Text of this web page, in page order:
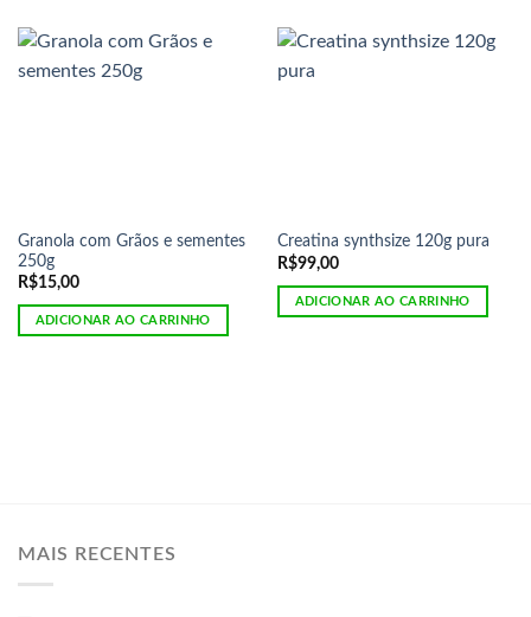
Granola com Grãos e sementes
250g
R$15,00
ADICIONAR AO CARRINHO
Creatina synthsize 120g pura
R$99,00
ADICIONAR AO CARRINHO
MAIS RECENTES